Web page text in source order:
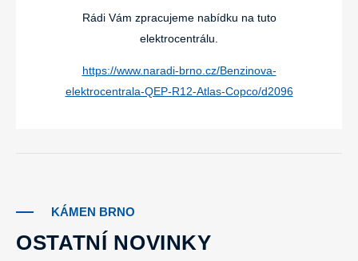
Rádi Vám zpracujeme nabídku na tuto
elektrocentrálu.
https://www.naradi-brno.cz/Benzinova-
elektrocentrala-QEP-R12-Atlas-Copco/d2096
KÁMEN BRNO
OSTATNÍ NOVINKY